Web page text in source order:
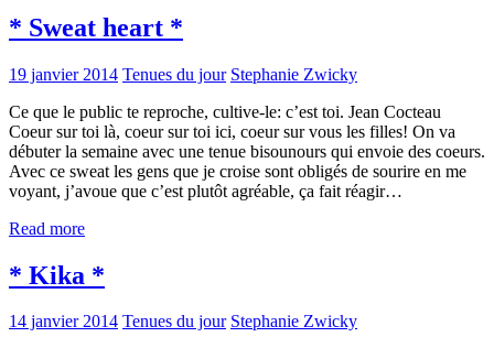
* Sweat heart *
19 janvier 2014 Tenues du jour Stephanie Zwicky
Ce que le public te reproche, cultive-le: c’est toi. Jean Cocteau
Coeur sur toi là, coeur sur toi ici, coeur sur vous les filles! On va
débuter la semaine avec une tenue bisounours qui envoie des coeurs.
Avec ce sweat les gens que je croise sont obligés de sourire en me
voyant, j’avoue que c’est plutôt agréable, ça fait réagir…
Read more
* Kika *
14 janvier 2014 Tenues du jour Stephanie Zwicky